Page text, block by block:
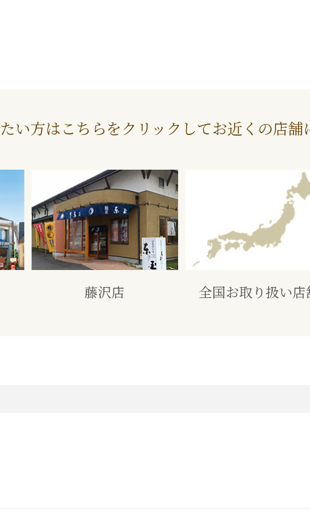
い方はこちらをクリックしてお近くの店
藤沢店 全国お取り扱い店